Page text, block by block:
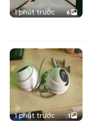
1 phút trước 6
1 phút trước 1